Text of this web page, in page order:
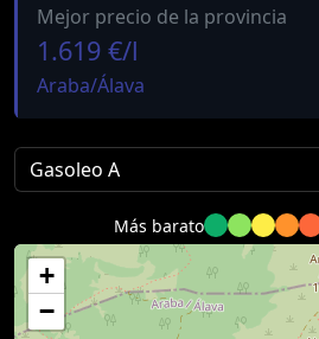
Mejor precio de la provincia
1.619 €/l
Araba/Álava
Más barato
+
−